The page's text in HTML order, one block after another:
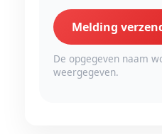
Melding
De opgegeven naam
weergegeven.